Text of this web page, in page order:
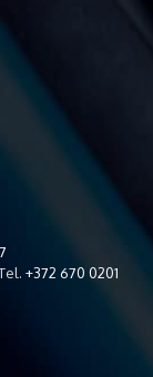
+372 670 0201